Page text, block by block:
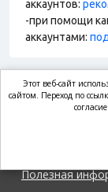
аккаунтов:
-при помощи
аккаунтами:
Полезная
Этот веб-сайт
сайтом. Переход по